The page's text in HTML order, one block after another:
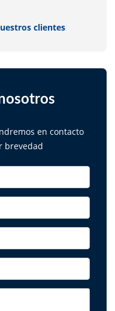
clientes
en contacto
brevedad